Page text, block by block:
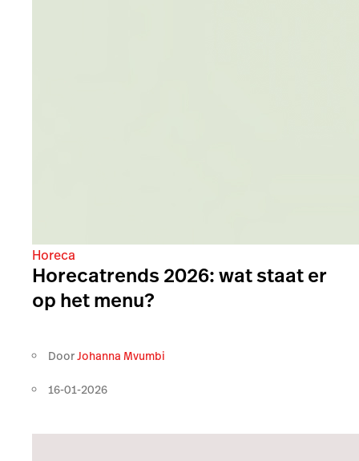
Horeca
Horecatrends 2026: wat staat er
op het menu?
DoorJohanna Mvumbi
16-01-2026